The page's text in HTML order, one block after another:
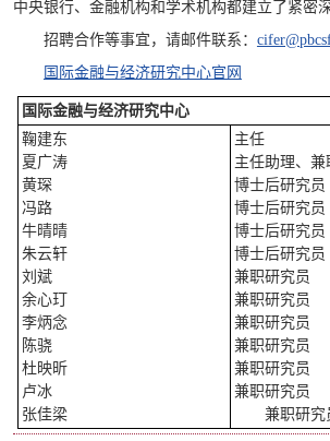
中央银行、金融机构和学术机构都建立了紧密
招聘合作等事宜，请邮件联系：
国际金融与经济研究中心官网
国际金融与经济研究中心
鞠建东
夏广涛
黄琛
冯路
牛晴晴
朱云轩
刘斌
余心玎
李炳念
陈骁
杜映昕
卢冰
张佳梁
主任
主任助理、兼
博士后研究员
博士后研究员
博士后研究员
博士后研究员
兼职研究员
兼职研究员
兼职研究员
兼职研究员
兼职研究员
兼职研究员
兼职研究